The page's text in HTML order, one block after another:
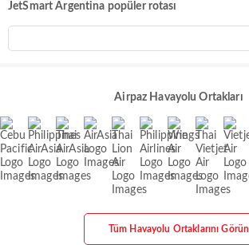
JetSmart Argentina popüler rotası
Airpaz Havayolu Ortakları
Tüm Havayolu Ortaklarını Görün